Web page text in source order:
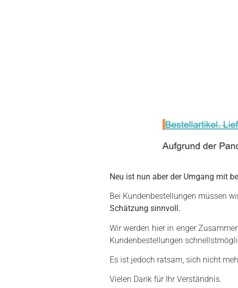
Neu ist nun aber der Umgang mit
Bei Kundenbestellungen müssen
Schätzung sinnvoll.
Wir werden hier in enger
Kundenbestellungen
Es ist jedoch ratsam, sich nicht
Vielen Dank für Ihr Verständnis.